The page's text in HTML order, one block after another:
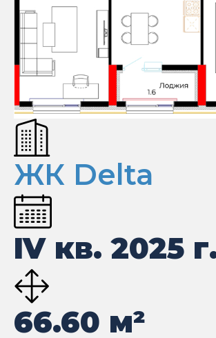
ЖК Delta
IV кв. 2025
66.60 м²